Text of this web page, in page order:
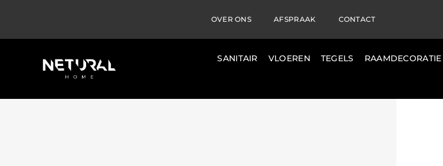
OVER ONS AFSPRAAK CONTACT
SANITAIR VLOEREN TEGELS RAAMDECORATIE